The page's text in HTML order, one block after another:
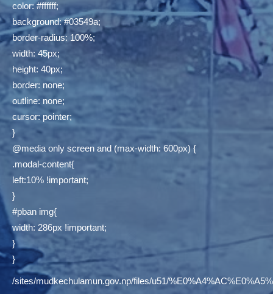
color: #ffffff;
background: #03549a;
border-radius: 100%;
width: 45px;
height: 40px;
border: none;
outline: none;
cursor: pointer;
}
@media only screen and (max-width: 600px) {
.modal-content{
left:10% !important;
}
#pban img{
width: 286px !important;
}
}
/sites/mudkechulamun.gov.np/files/u51/